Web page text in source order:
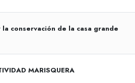
conservación de la casa grande
MARISQUERA